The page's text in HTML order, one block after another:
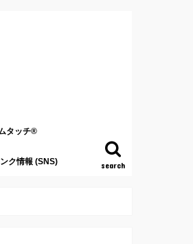
search
タッチ®
ク情報 (SNS)